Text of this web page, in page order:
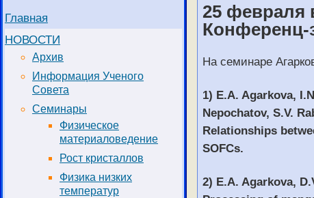
Главная
НОВОСТИ
Архив
Информация Ученого
Совета
Семинары
Физическое
материаловедение
Рост кристаллов
Физика низких
температур
25 февраля
Конференц-
На семинаре
1) E.A. Agarkova,
Nepochatov, S.V.
Relationships
SOFCs.
2) E.A. Agarkova,